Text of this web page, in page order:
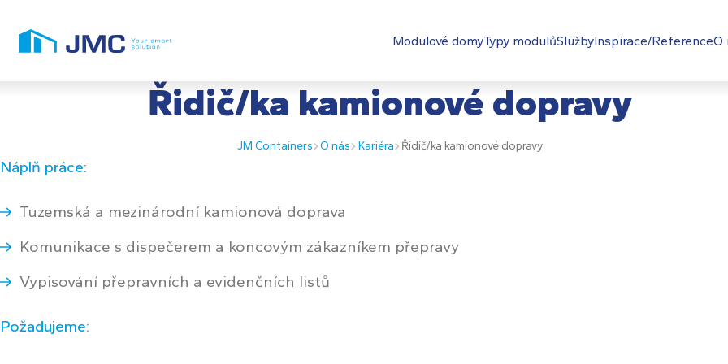
Modulové domyTypy modulůSlužbyInspirace/ReferenceO
Řidič/ka kamionové dopravy
JM Containers O nás Kariéra Řidič/ka kamionové dopravy
Náplň práce:
Tuzemská a mezinárodní kamionová doprava
Komunikace s dispečerem a koncovým zákazníkem přepravy
Vypisování přepravních a evidenčních listů
Požadujeme: